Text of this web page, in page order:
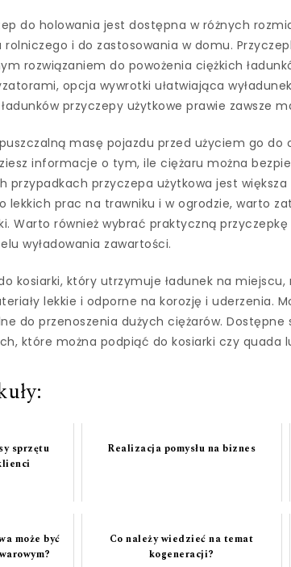
do holowania jest dostępna w różnych
i do zastosowania w domu.
rozwiązaniem do powożenia ciężkich
opcja wywrotki ułatwiająca
przyczepy użytkowe prawie zawsze
masę pojazdu przed użyciem go
informacje o tym, ile ciężaru można
przypadkach przyczepa użytkowa jest
lekkich prac na trawniku i w ogrodzie, warto
Warto również wybrać praktyczną
wyładowania zawartości.
kosiarki, który utrzymuje ładunek na
lekkie i odporne na korozję i uderzenia.
do przenoszenia dużych ciężarów. Dostępne
które można podpiąć do kosiarki czy quada
sprzętu
Realizacja pomysłu na biznes
może być
Co należy wiedzieć na temat
kogeneracji?